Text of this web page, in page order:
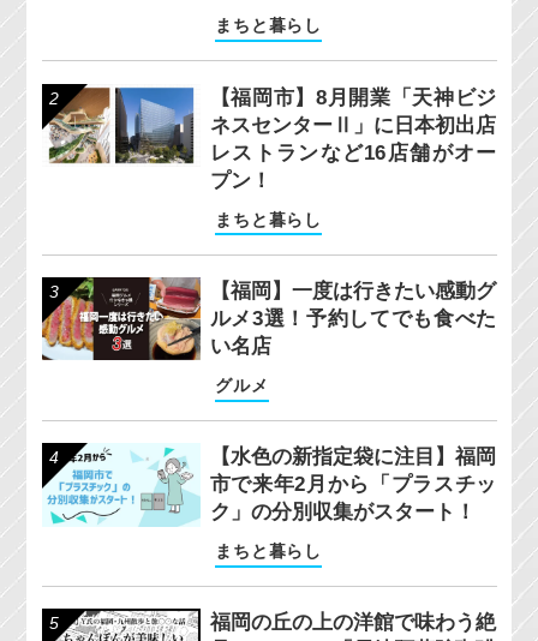
まちと暮らし
【福岡市】8月開業「天神ビジ
ネスセンターⅡ」に日本初出店
レストランなど16店舗がオー
プン！
まちと暮らし
【福岡】一度は行きたい感動グ
ルメ3選！予約してでも食べた
い名店
グルメ
【水色の新指定袋に注目】福岡
市で来年2月から「プラスチッ
ク」の分別収集がスタート！
まちと暮らし
福岡の丘の上の洋館で味わう絶